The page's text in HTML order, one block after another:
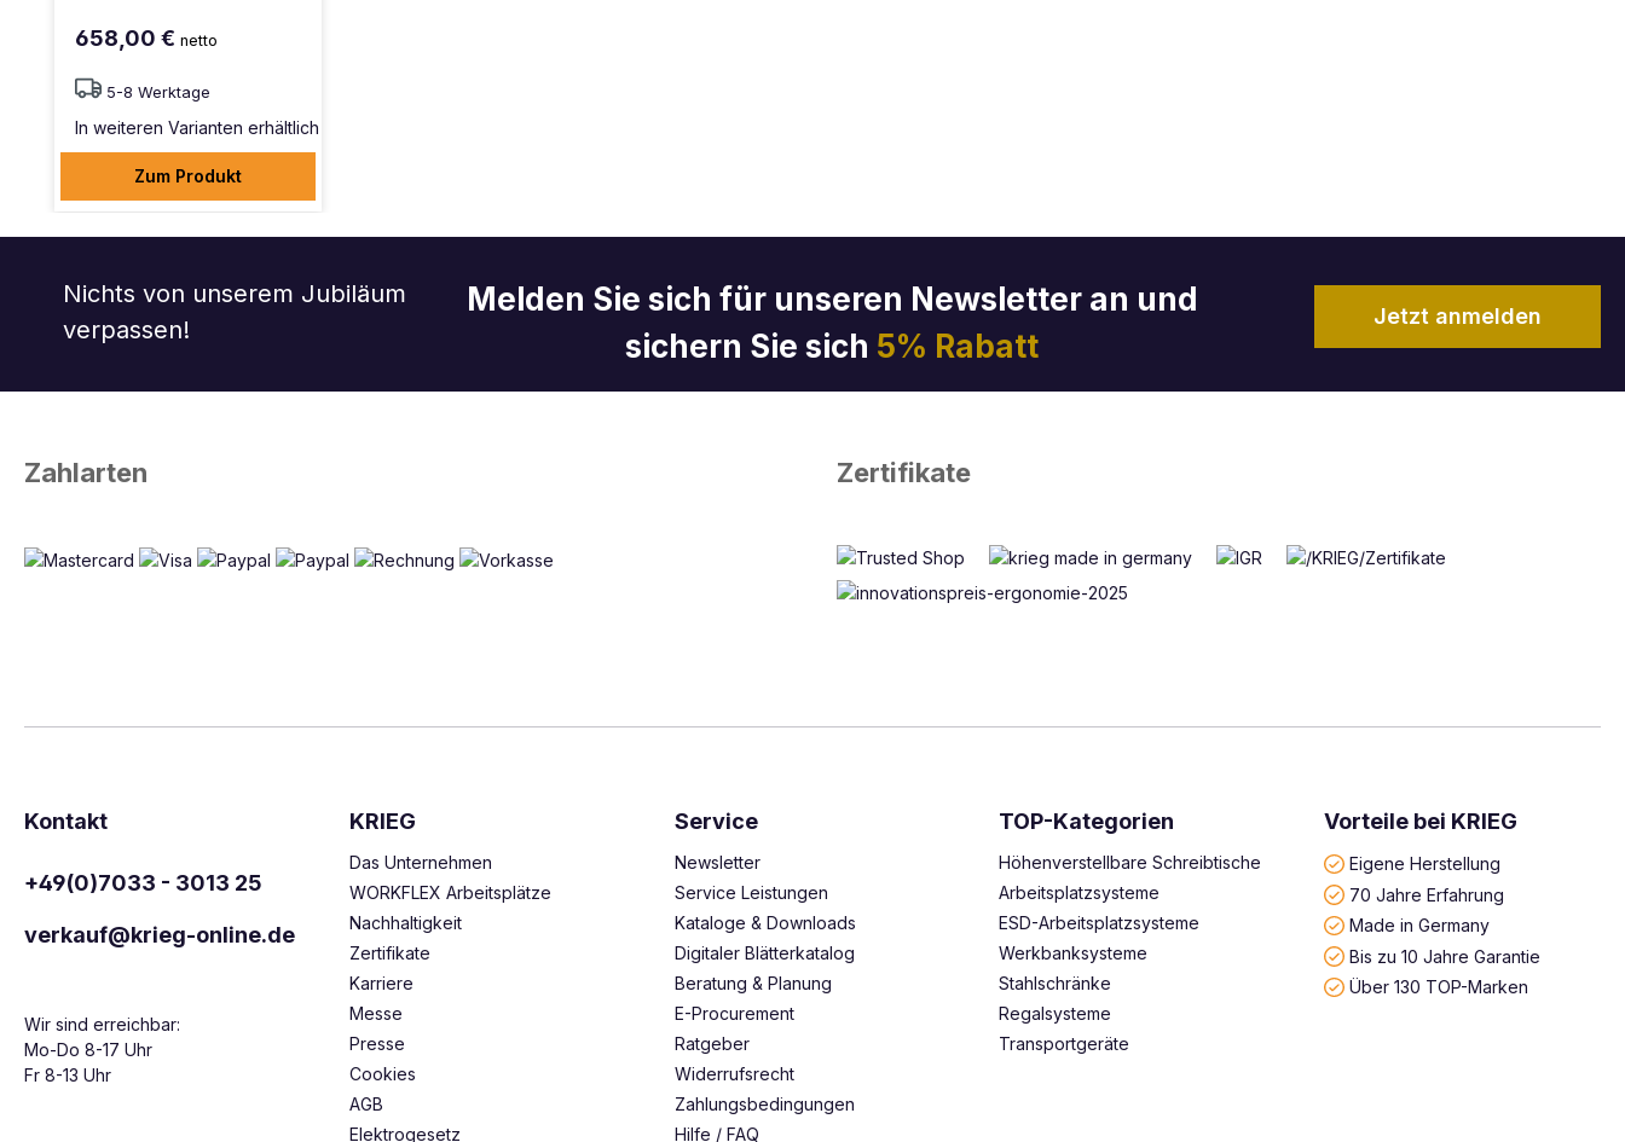
658,00 € netto
5-8 Werktage
In weiteren Varianten erhältlich
Zum Produkt
Nichts von unserem Jubiläum
verpassen!
Melden Sie sich für unseren Newsletter an und
sichern Sie sich 5% Rabatt
Jetzt anmelden
Zahlarten Zertifikate
Kontakt
+49(0)7033 - 3013 25
verkauf@krieg-online.de
Wir sind erreichbar:
Mo-Do 8-17 Uhr
Fr 8-13 Uhr
KRIEG
Das Unternehmen
WORKFLEX Arbeitsplätze
Nachhaltigkeit
Zertifikate
Karriere
Messe
Presse
Cookies
AGB
Elektrogesetz
Service
Newsletter
Service Leistungen
Kataloge & Downloads
Digitaler Blätterkatalog
Beratung & Planung
E-Procurement
Ratgeber
Widerrufsrecht
Zahlungsbedingungen
Hilfe / FAQ
TOP-Kategorien
Höhenverstellbare Schreibtische
Arbeitsplatzsysteme
ESD-Arbeitsplatzsysteme
Werkbanksysteme
Stahlschränke
Regalsysteme
Transportgeräte
Vorteile bei KRIEG
Eigene Herstellung
70 Jahre Erfahrung
Made in Germany
Bis zu 10 Jahre Garantie
Über 130 TOP-Marken